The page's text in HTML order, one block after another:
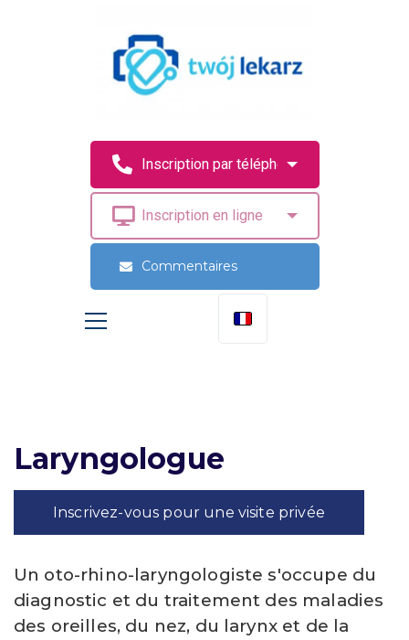
Commentaires
Laryngologue
Inscrivez-vous pour une visite privée
Un oto-rhino-laryngologiste s'occupe du
diagnostic et du traitement des maladies
des oreilles, du nez, du larynx et de la